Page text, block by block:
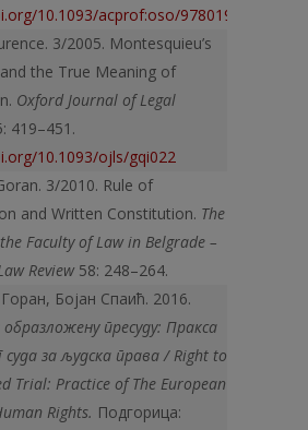
10.1093/acprof:oso/
3/2005. Montesquieu’s
the True Meaning of
Oxford Journal of Legal
419–451.
10.1093/ojls/gqi022
3/2010. Rule of
and Written Constitution. The
Faculty of Law in Belgrade –
Review58: 248–264.
Бојан Спаић. 2016.
пресуду: Пракса
суда за људска права / Right to
Trial: Practice of The European
Rights. Подгорица: